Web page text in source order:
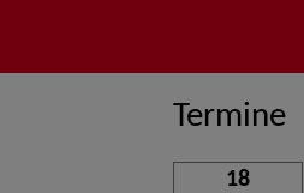
Termine
18